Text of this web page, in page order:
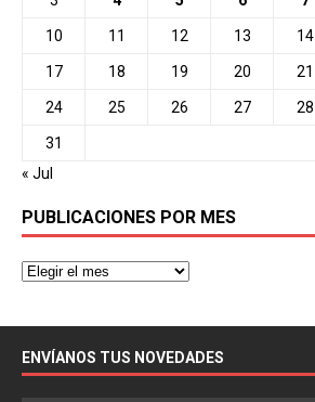
10 11 12 13 14
17 18 19 20 21
24 25 26 27 28
31
« Jul
PUBLICACIONES POR MES
ENVÍANOS TUS NOVEDADES